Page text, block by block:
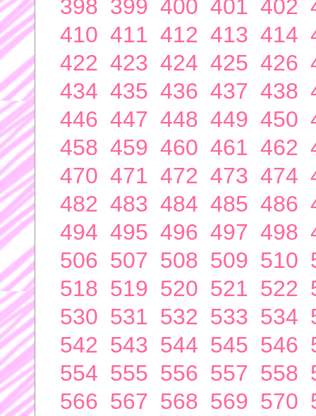
398 399 400 401 402
410 411 412 413 414
422 423 424 425 426
434 435 436 437 438
446 447 448 449 450
458 459 460 461 462
470 471 472 473 474
482 483 484 485 486
494 495 496 497 498
506 507 508 509 510
518 519 520 521 522
530 531 532 533 534
542 543 544 545 546
554 555 556 557 558
566 567 568 569 570